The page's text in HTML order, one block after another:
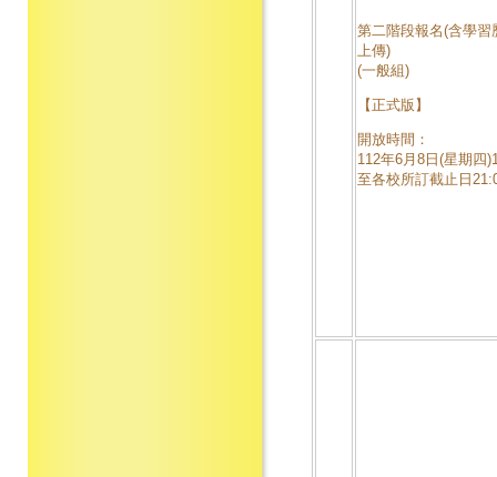
第二階段報名(含學習
上傳)
(一般組)
【正式版】
開放時間：
112年6月8日(星期四
至各校所訂截止日